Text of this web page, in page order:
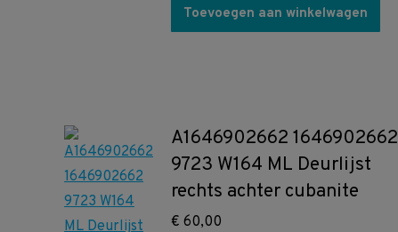
Toevoegen aan winkelwagen
A1646902662 1646902662
9723 W164 ML Deurlijst
rechts achter cubanite
€ 60,00